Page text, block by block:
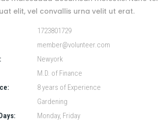
elit, vel convallis urna velit ut erat.
1723801729
member@volunteer.com
Newyork
M.D. of Finance
8 years of Experience
Gardening
Monday, Friday